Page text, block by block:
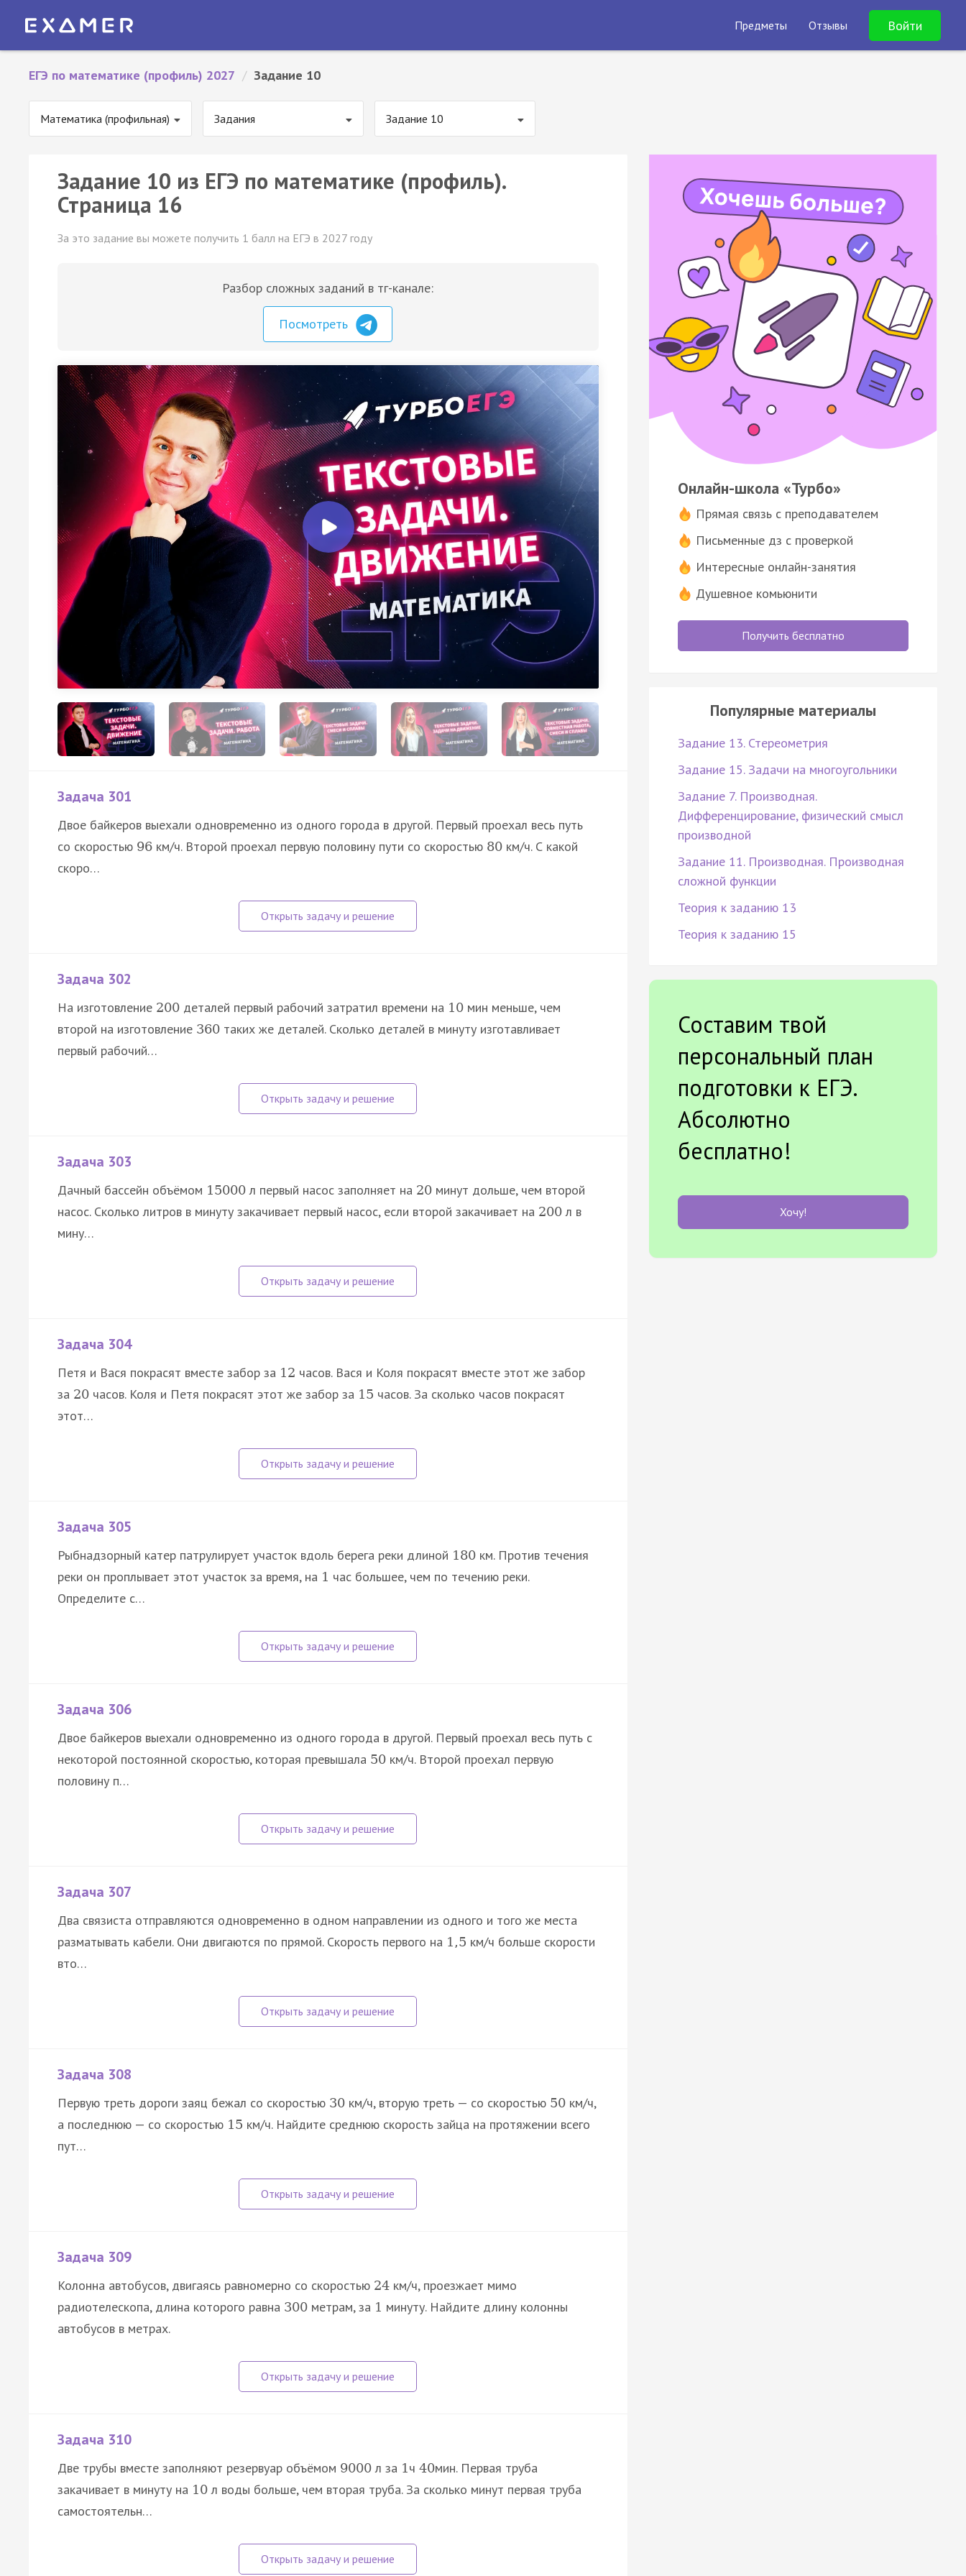
Предметы Отзывы Войти
ЕГЭ по математике (профиль) 2027 / Задание 10
Математика (профильная) Задания Задание 10
Задание 10 из ЕГЭ по математике (профиль).
Страница 16
За это задание вы можете получить 1 балл на ЕГЭ в 2027 году
Разбор сложных заданий в тг-канале:
Посмотреть
Задача 301
Двое байкеров выехали одновременно из одного города в другой. Первый проехал весь путь
со скоростью 96 км/ч. Второй проехал первую половину пути со скоростью 80 км/ч. С какой
скоро…
Задача 302
На изготовление 200 деталей первый рабочий затратил времени на 10 мин меньше, чем
второй на изготовление 360 таких же деталей. Сколько деталей в минуту изготавливает
первый рабочий…
Задача 303
Дачный бассейн объёмом 15000л первый насос заполняет на 20 минут дольше, чем второй
насос. Сколько литров в минуту закачивает первый насос, если второй закачивает на 200л в
мину…
Задача 304
Петя и Вася покрасят вместе забор за 12 часов. Вася и Коля покрасят вместе этот же забор
за 20 часов. Коля и Петя покрасят этот же забор за 15 часов. За сколько часов покрасят
этот…
Задача 305
Рыбнадзорный катер патрулирует участок вдоль берега реки длиной 180 км. Против течения
реки он проплывает этот участок за время, на 1 час большее, чем по течению реки.
Определите с…
Задача 306
Двое байкеров выехали одновременно из одного города в другой. Первый проехал весь путь с
некоторой постоянной скоростью, которая превышала 50 км/ч. Второй проехал первую
половину п…
Задача 307
Два связиста отправляются одновременно в одном направлении из одного и того же места
разматывать кабели. Они двигаются по прямой. Скорость первого на 1,5 км/ч больше скорости
вто…
Задача 308
Первую треть дороги заяц бежал со скоростью 30 км/ч, вторую треть — со скоростью 50 км/ч,
а последнюю — со скоростью 15 км/ч. Найдите среднюю скорость зайца на протяжении всего
пут…
Задача 309
Колонна автобусов, двигаясь равномерно со скоростью 24 км/ч, проезжает мимо
радиотелескопа, длина которого равна 300 метрам, за 1 минуту. Найдите длину колонны
автобусов в метрах.
Задача 310
Две трубы вместе заполняют резервуар объёмом 9000л за 1ч 40мин. Первая труба
закачивает в минуту на 10л воды больше, чем вторая труба. За сколько минут первая труба
самостоятельн…
Онлайн-школа «Турбо»
Прямая связь с преподавателем
Письменные дз с проверкой
Интересные онлайн-занятия
Душевное комьюнити
Получить бесплатно
Популярные материалы
Задание 13. Стереометрия
Задание 15. Задачи на многоугольники
Задание 7. Производная.
Дифференцирование, физический смысл
производной
Задание 11. Производная. Производная
сложной функции
Теория к заданию 13
Теория к заданию 15
Составим твой
персональный план
подготовки к ЕГЭ.
Абсолютно
бесплатно!
Хочу!